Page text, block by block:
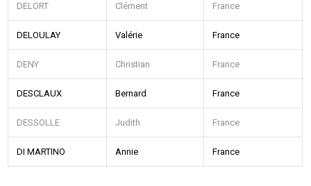
DELORT Clément France
DELOULAY Valérie France
DENY Christian France
DESCLAUX Bernard France
DESSOLLE Judith France
DI MARTINO Annie France